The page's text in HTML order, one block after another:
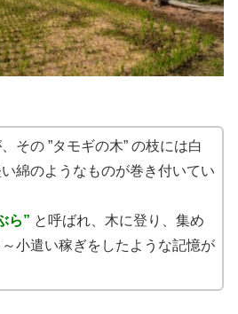
その ”タモギの木” の枝には白
い綿のようなものが巻き付いてい
ら” と呼ばれ、木に登り、集め
小遣い稼ぎをしたような記憶が